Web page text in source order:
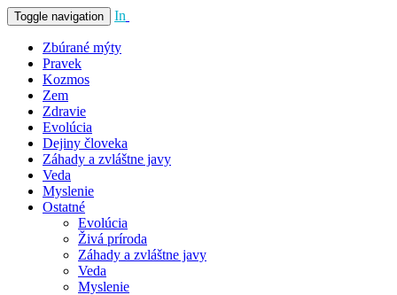
Toggle navigation In
Zbúrané mýty
Pravek
Kozmos
Zem
Zdravie
Evolúcia
Dejiny človeka
Záhady a zvláštne javy
Veda
Myslenie
Ostatné
Evolúcia
Živá príroda
Záhady a zvláštne javy
Veda
Myslenie